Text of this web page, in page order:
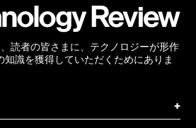
、読者の皆さまに、テクノロジーが形作
知識を獲得していただくためにありま
+